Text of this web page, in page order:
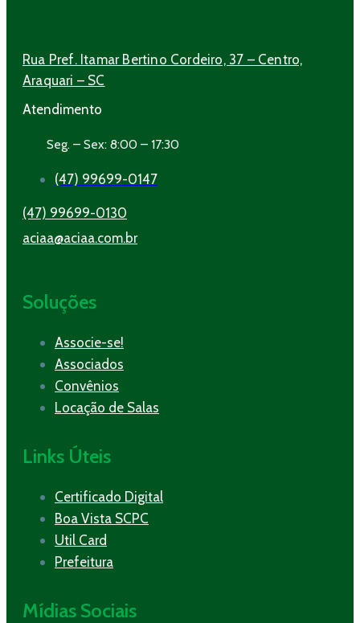
Rua Pref. Itamar Bertino Cordeiro, 37 – Centro,
Araquari – SC
Atendimento
Seg. – Sex: 8:00 – 17:30
(47) 99699-0147
(47) 99699-0130
aciaa@aciaa.com.br
Soluções
Associe-se!
Associados
Convênios
Locação de Salas
Links Úteis
Certificado Digital
Boa Vista SCPC
Util Card
Prefeitura
Mídias Sociais